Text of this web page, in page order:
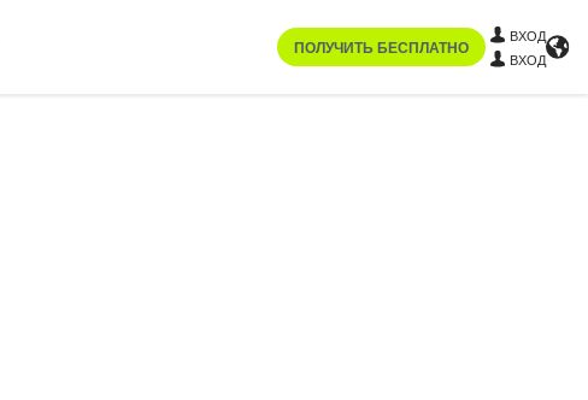
ПОЛУЧИТЬ БЕСПЛАТНО
ВХОД
ВХОД